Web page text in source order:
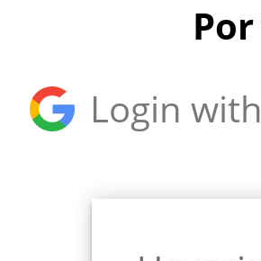
Login